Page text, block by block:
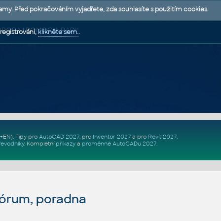
| POMOC A RADY
. Tipy pro AutoCAD 2027, pro Inventor 2027a pro Revit 2027.
. Kompletní příkazya proměnné AutoCADu 2027.
poradna
Před pokračováním vyjadřete, zda souhlasíte s použitím cookies.
klikněte sem..